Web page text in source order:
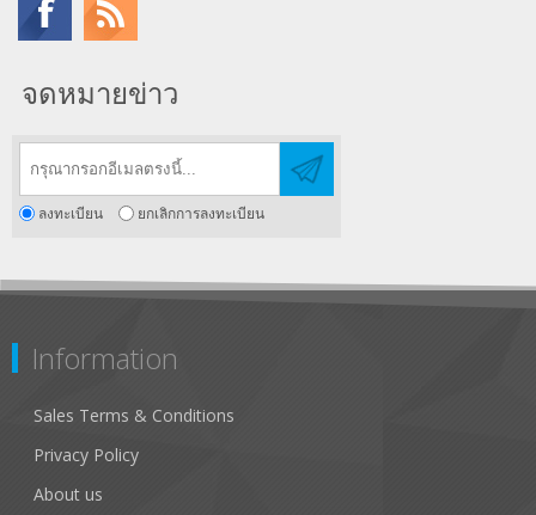
จดหมายข่าว
ลงทะเบียน ยกเลิกการลงทะเบียน
Information
Sales Terms & Conditions
Privacy Policy
About us